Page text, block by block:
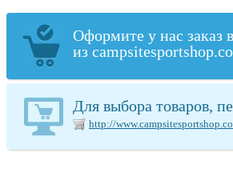
Оформите у нас заказ
из
Для выбора товаров,
http://